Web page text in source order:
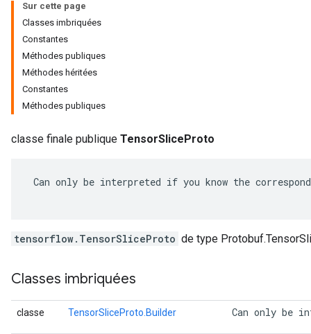
Sur cette page
Classes imbriquées
Constantes
Méthodes publiques
Méthodes héritées
Constantes
Méthodes publiques
classe finale publique TensorSliceProto
Can only be interpreted if you know the
tensorflow.TensorSliceProto de type
Classes imbriquées
classe TensorSliceProto.Builder Can only be